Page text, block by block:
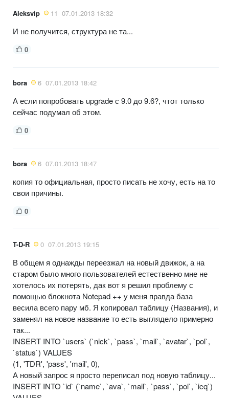
Aleksvip 11 07.01.2013 18:32
И не получится, структура не та...
0
bora 6 07.01.2013 18:42
А если попробовать upgrade с 9.0 до 9.6?, чтот только
сейчас подумал об этом.
0
bora 6 07.01.2013 18:47
копия то официальная, просто писать не хочу, есть на то
свои причины.
0
T-D-R 0 07.01.2013 19:15
В общем я однажды переезжал на новый движок, а на
старом было много пользователей естественно мне не
хотелось их потерять, дак вот я решил проблему с
помощью блокнота Notepad ++ у меня правда база
весила всего пару мб. Я копировал таблицу (Названия), и
заменял на новое название то есть выглядело примерно
так...
INSERT INTO `users` (`nick`, `pass`, `mail`, `avatar`, `pol`,
`status`) VALUES
(1, 'TDR', 'pass', 'mail', 0),
А новый запрос я просто переписал под новую таблицу...
INSERT INTO `id` (`name`, `ava`, `mail`, `pass`, `pol`, `icq`)